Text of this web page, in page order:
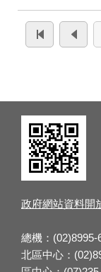
政府網站資料開
總機：
北區中心：